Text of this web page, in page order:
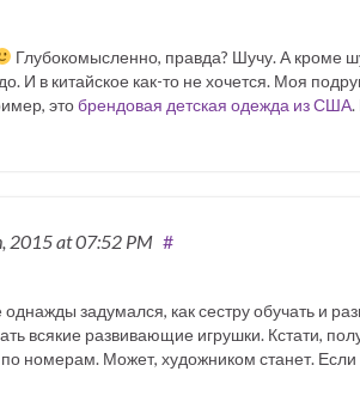
Глубокомысленно, правда? Шучу. А кроме
И в китайское как-то не хочется. Моя
этобрендовая детская одежда из США.
2015at 07:52 PM #
задумался, как сестру обучать и
всякие развивающие игрушки. Кстати,
номерам. Может, художником станет. Если